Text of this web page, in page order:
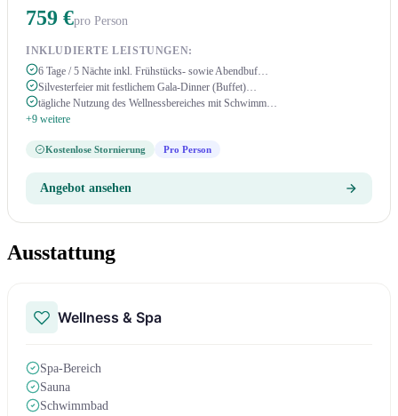
759 €pro Person
INKLUDIERTE LEISTUNGEN:
6 Tage / 5 Nächte inkl. Frühstücks- sowie Abendbuf…
Silvesterfeier mit festlichem Gala-Dinner (Buffet)…
tägliche Nutzung des Wellnessbereiches mit Schwimm…
+9 weitere
Kostenlose Stornierung Pro Person
Angebot ansehen
Ausstattung
Wellness & Spa
Spa-Bereich
Sauna
Schwimmbad